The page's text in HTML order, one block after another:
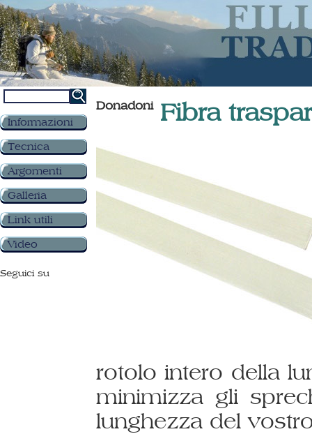
Informazioni
Tecnica
Argomenti
Galleria
Link utili
Video
Seguici su
Donadoni Fibra
rotolo intero della
minimizza gli
lunghezza del